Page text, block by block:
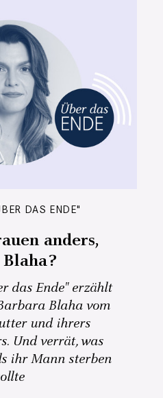
DAS ENDE"
anders,
das Ende" erzählt
Blaha vom
und ihrers
Und verrät, was
ihr Mann sterben